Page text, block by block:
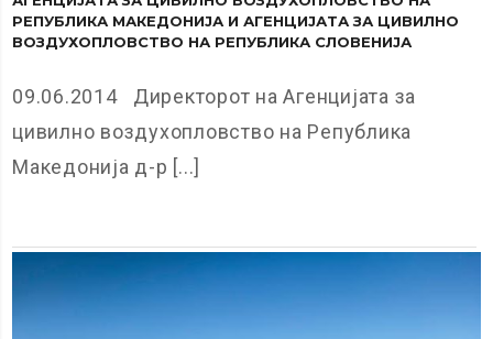
РЕПУБЛИКА МАКЕДОНИЈА И АГЕНЦИЈАТА ЗА ЦИВИЛНО
ВОЗДУХОПЛОВСТВО НА РЕПУБЛИКА СЛОВЕНИЈА
09.06.2014 Директорот на Агенцијата за
цивилно воздухопловство на Република
Македонија д-р [...]